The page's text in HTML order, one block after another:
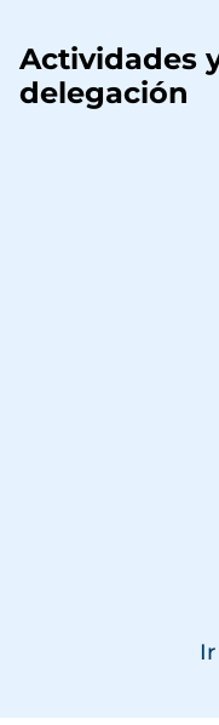
Actividades
delegación